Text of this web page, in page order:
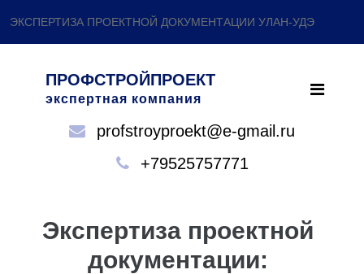
ЭКСПЕРТИЗА ПРОЕКТНОЙ ДОКУМЕНТАЦИИ УЛАН-УДЭ
ПРОФСТРОЙПРОЕКТ
экспертная компания
profstroyproekt@e-gmail.ru
+79525757771
Экспертиза проектной
документации: